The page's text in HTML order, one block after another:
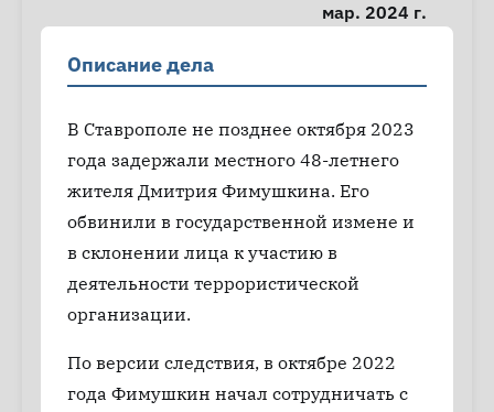
мар. 2024 г.
Описание дела
В Ставрополе не позднее октября 2023
года задержали местного 48-летнего
жителя Дмитрия Фимушкина. Его
обвинили в государственной измене и
в склонении лица к участию в
деятельности террористической
организации.
По версии следствия, в октябре 2022
года Фимушкин начал сотрудничать с